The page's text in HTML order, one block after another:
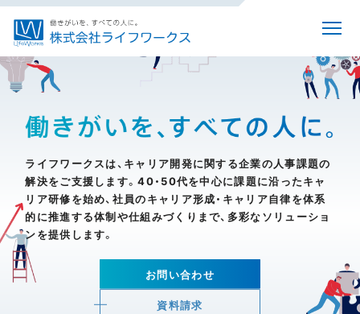
ライフワークスは、キャリア開発に関する企業の人事課題の
解決をご支援します。40・50代を中心に課題に沿ったキャ
リア研修を始め、社員のキャリア形成・キャリア自律を体系
的に推進する体制や仕組みづくりまで、多彩なソリューショ
ンを提供します。
お問い合わせ
資料請求